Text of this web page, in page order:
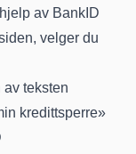
av BankID
velger du
av teksten
kredittsperre»